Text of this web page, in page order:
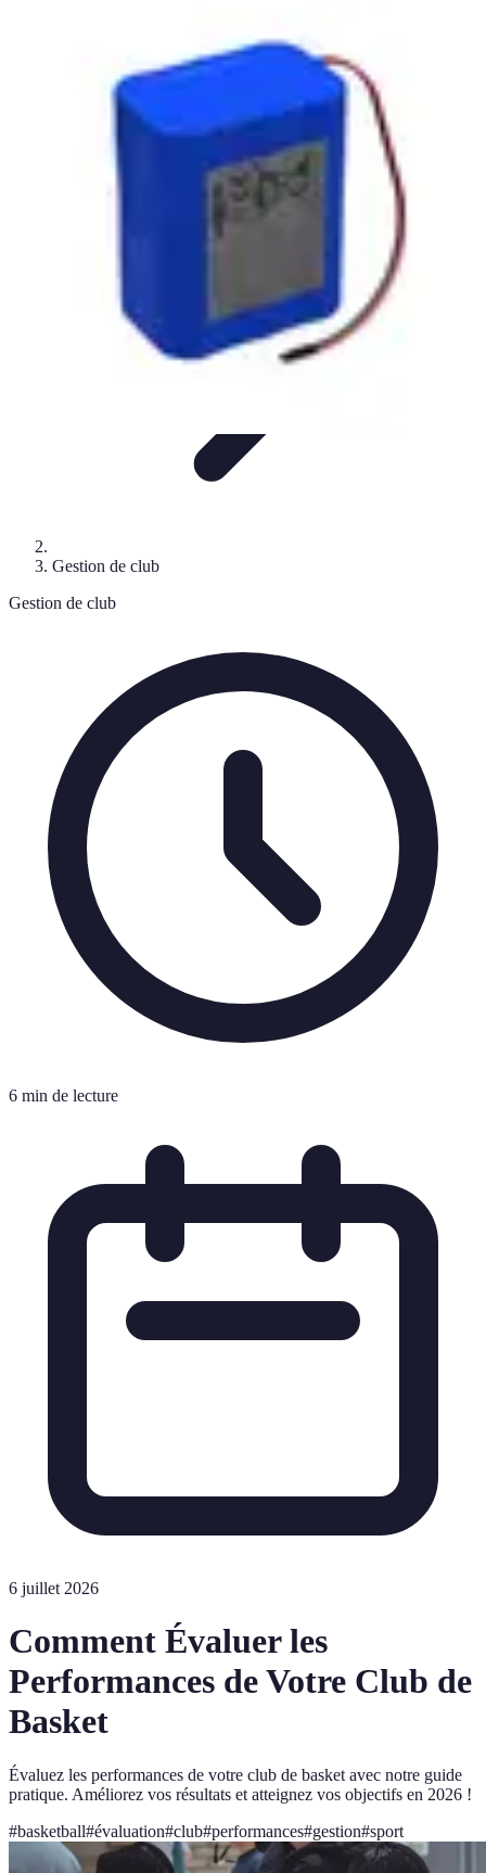
Création et Gestion de
Formation d'ÉquipeCoaching et Équipe
Club de Basket
Gestion de club
Gestion de club
6 min de lecture
6 juillet 2026
Comment Évaluer les
Performances de Votre Club de
Basket
Évaluez les performances de votre club de basket avec notre guide
pratique. Améliorez vos résultats et atteignez vos objectifs en 2026 !
#basketball#évaluation#club#performances#gestion#sport